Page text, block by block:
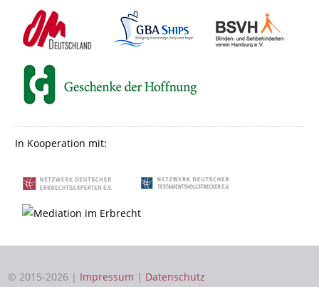
In Kooperation mit:
© 2015-2026 | Impressum | Datenschutz